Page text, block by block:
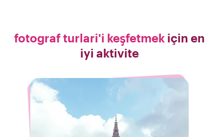
fotograf turlari'i keşfetmek için en
iyi aktivite